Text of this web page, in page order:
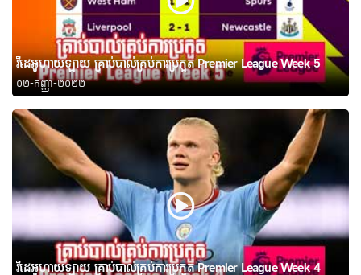
វីដេអូហាយឡាយ គ្រាប់បាល់គ្រប់ការប្រកួត Premier League Week 5
០២-កញ្ញា-២០២២
វីដេអូហាយឡាយ គ្រាប់បាល់គ្រប់ការប្រកួត Premier League Week 4